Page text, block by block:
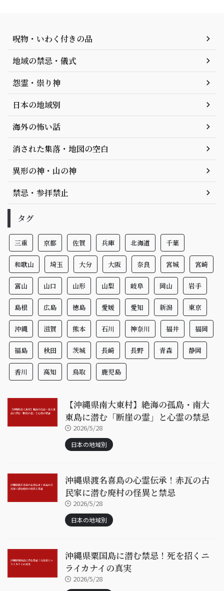
呪物・いわく付きの品
地域の禁忌・儀式
怨霊・祟り神
日本の地域別
海外の怖い話
消された集落・地図の空白
異形の神・山の神
禁忌・参拝禁止
タグ
三重 京都 佐賀 兵庫 北海道 千葉
和歌山 埼玉 大分 大阪 奈良 宮城 宮崎
富山 山口 山形 山梨 岐阜 岡山 岩手
島根 広島 徳島 愛媛 愛知 新潟 東京
沖縄 滋賀 熊本 石川 神奈川 福井 福岡
福島 秋田 茨城 長崎 長野 青森 静岡
香川 高知 鳥取 鹿児島
【沖縄県南大東村】絶海の孤島・南大
東島に潜む「断崖の霊」と心霊の禁忌
2026/5/28
日本の地域別
沖縄県渡名喜島の心霊伝承！赤瓦の古
民家に潜む廃村の怪異と禁忌
2026/5/28
日本の地域別
沖縄県粟国島に潜む禁忌！死を招くニ
ライカナイの真実
2026/5/28